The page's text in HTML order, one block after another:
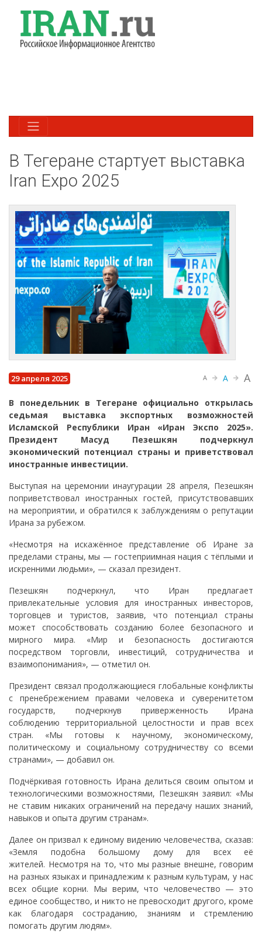
В Тегеране стартует выставка
Iran Expo 2025
29 апреля 2025 A A A
В понедельник в Тегеране официально открылась
седьмая выставка экспортных возможностей
Исламской Республики Иран «Иран Экспо 2025».
Президент Масуд Пезешкян подчеркнул
экономический потенциал страны и приветствовал
иностранные инвестиции.
Выступая на церемонии инаугурации 28 апреля, Пезешкян
поприветствовал иностранных гостей, присутствовавших
на мероприятии, и обратился к заблуждениям о репутации
Ирана за рубежом.
«Несмотря на искажённое представление об Иране за
пределами страны, мы — гостеприимная нация с тёплыми и
искренними людьми», — сказал президент.
Пезешкян подчеркнул, что Иран предлагает
привлекательные условия для иностранных инвесторов,
торговцев и туристов, заявив, что потенциал страны
может способствовать созданию более безопасного и
мирного мира. «Мир и безопасность достигаются
посредством торговли, инвестиций, сотрудничества и
взаимопонимания», — отметил он.
Президент связал продолжающиеся глобальные конфликты
с пренебрежением правами человека и суверенитетом
государств, подчеркнув приверженность Ирана
соблюдению территориальной целостности и прав всех
стран. «Мы готовы к научному, экономическому,
политическому и социальному сотрудничеству со всеми
странами», — добавил он.
Подчёркивая готовность Ирана делиться своим опытом и
технологическими возможностями, Пезешкян заявил: «Мы
не ставим никаких ограничений на передачу наших знаний,
навыков и опыта другим странам».
Далее он призвал к единому видению человечества, сказав:
«Земля подобна большому дому для всех её
жителей. Несмотря на то, что мы разные внешне, говорим
на разных языках и принадлежим к разным культурам, у нас
всех общие корни. Мы верим, что человечество — это
единое сообщество, и никто не превосходит другого, кроме
как благодаря состраданию, знаниям и стремлению
помогать другим людям».